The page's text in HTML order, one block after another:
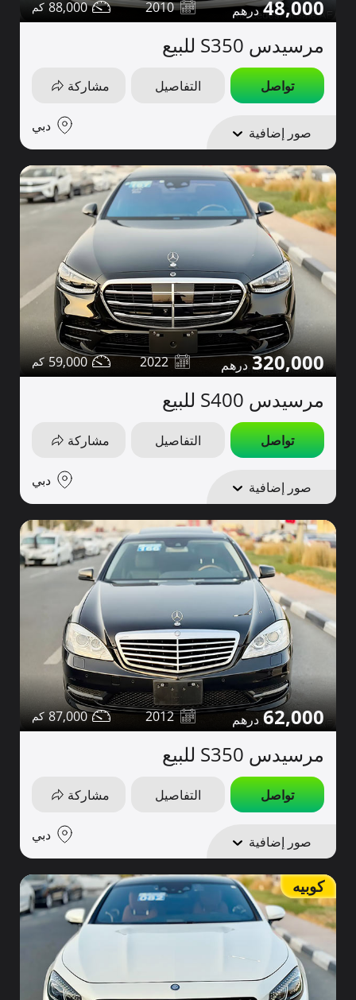
48,000
2010
88,000
مرسيدس S350 للبيع
تواصل التفاصيل مشاركة
صور إضافية دبي
320,000
2022
59,000
مرسيدس S400 للبيع
تواصل التفاصيل مشاركة
صور إضافية دبي
62,000
2012
87,000
مرسيدس S350 للبيع
تواصل التفاصيل مشاركة
صور إضافية دبي
كوبيه